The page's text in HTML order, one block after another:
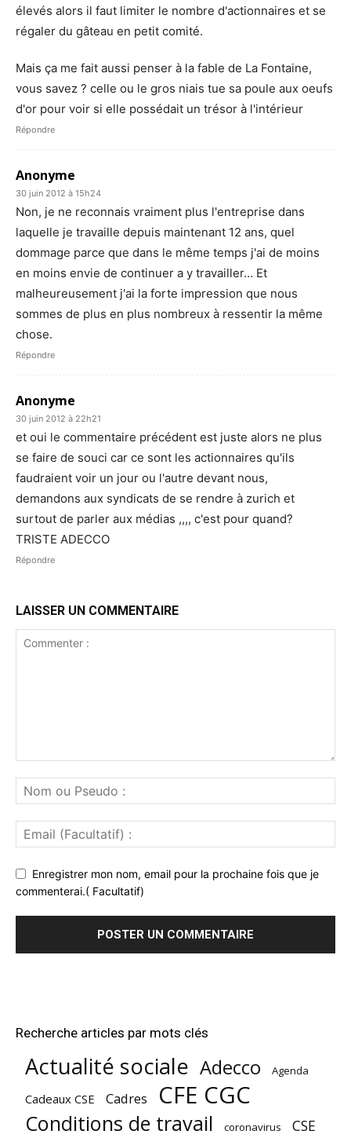
élevés alors il faut limiter le nombre d'actionnaires et se
régaler du gâteau en petit comité.
Mais ça me fait aussi penser à la fable de La Fontaine,
vous savez ? celle ou le gros niais tue sa poule aux oeufs
d'or pour voir si elle possédait un trésor à l'intérieur
Répondre
Anonyme
30 juin 2012 à 15h24
Non, je ne reconnais vraiment plus l'entreprise dans
laquelle je travaille depuis maintenant 12 ans, quel
dommage parce que dans le même temps j'ai de moins
en moins envie de continuer a y travailler… Et
malheureusement j'ai la forte impression que nous
sommes de plus en plus nombreux à ressentir la même
chose.
Répondre
Anonyme
30 juin 2012 à 22h21
et oui le commentaire précédent est juste alors ne plus
se faire de souci car ce sont les actionnaires qu'ils
faudraient voir un jour ou l'autre devant nous,
demandons aux syndicats de se rendre à zurich et
surtout de parler aux médias ,,,, c'est pour quand?
TRISTE ADECCO
Répondre
LAISSER UN COMMENTAIRE
Enregistrer mon nom, email pour la prochaine fois que je
commenterai.( Facultatif)
Recherche articles par mots clés
Actualité sociale Adecco Agenda
Cadeaux CSE Cadres CFE CGC
Conditions de travail coronavirus CSE